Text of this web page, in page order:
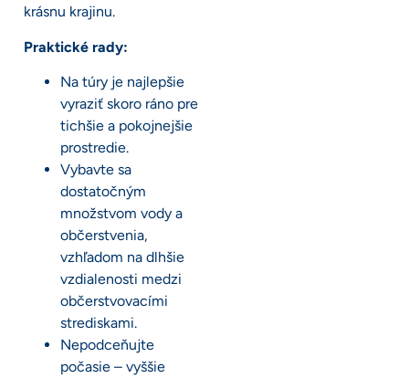
krásnu krajinu.
Praktické rady:
Na túry je najlepšie
vyraziť skoro ráno pre
tichšie a pokojnejšie
prostredie.
Vybavte sa
dostatočným
množstvom vody a
občerstvenia,
vzhľadom na dlhšie
vzdialenosti medzi
občerstvovacími
strediskami.
Nepodceňujte
počasie – vyššie